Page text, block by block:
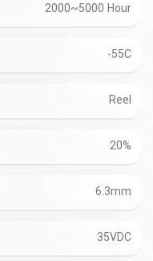
2000~5000 Hour
-55C
Reel
20%
6.3mm
35VDC